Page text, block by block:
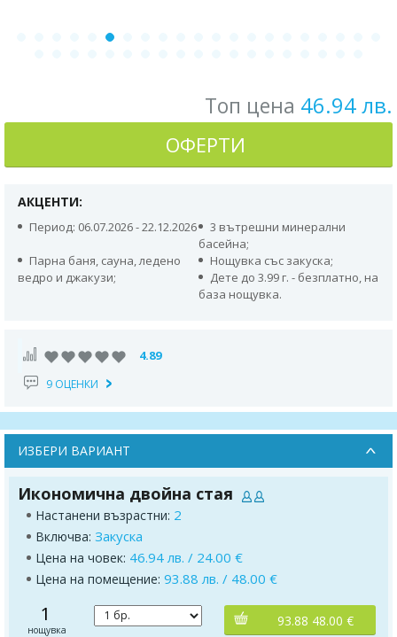
Топ цена 46.94 лв.
ОФЕРТИ
АКЦЕНТИ:
Период: 06.07.2026 - 22.12.2026
3 вътрешни минерални
басейна;
Парна баня, сауна, ледено
ведро и джакузи;
Нощувка със закуска;
Дете до 3.99 г. - безплатно, на
база нощувка.
4.89
9 ОЦЕНКИ
ИЗБЕРИ ВАРИАНТ
Икономична двойна стая
Настанени възрастни: 2
Включва: Закуска
Цена на човек: 46.94 лв. / 24.00 €
Цена на помещение: 93.88 лв. / 48.00 €
1
нощувка
93.88 48.00 €